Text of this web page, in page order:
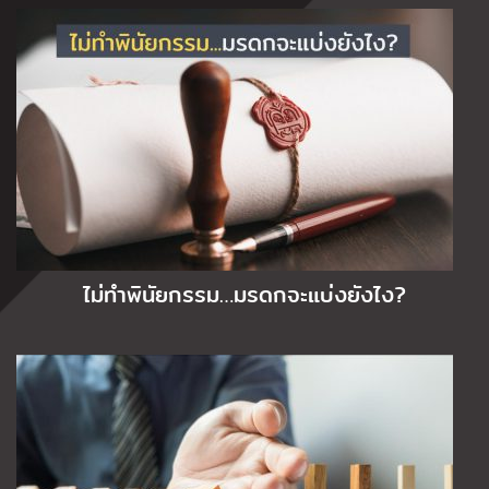
ไม่ทำพินัยกรรม…มรดกจะแบ่งยังไง?